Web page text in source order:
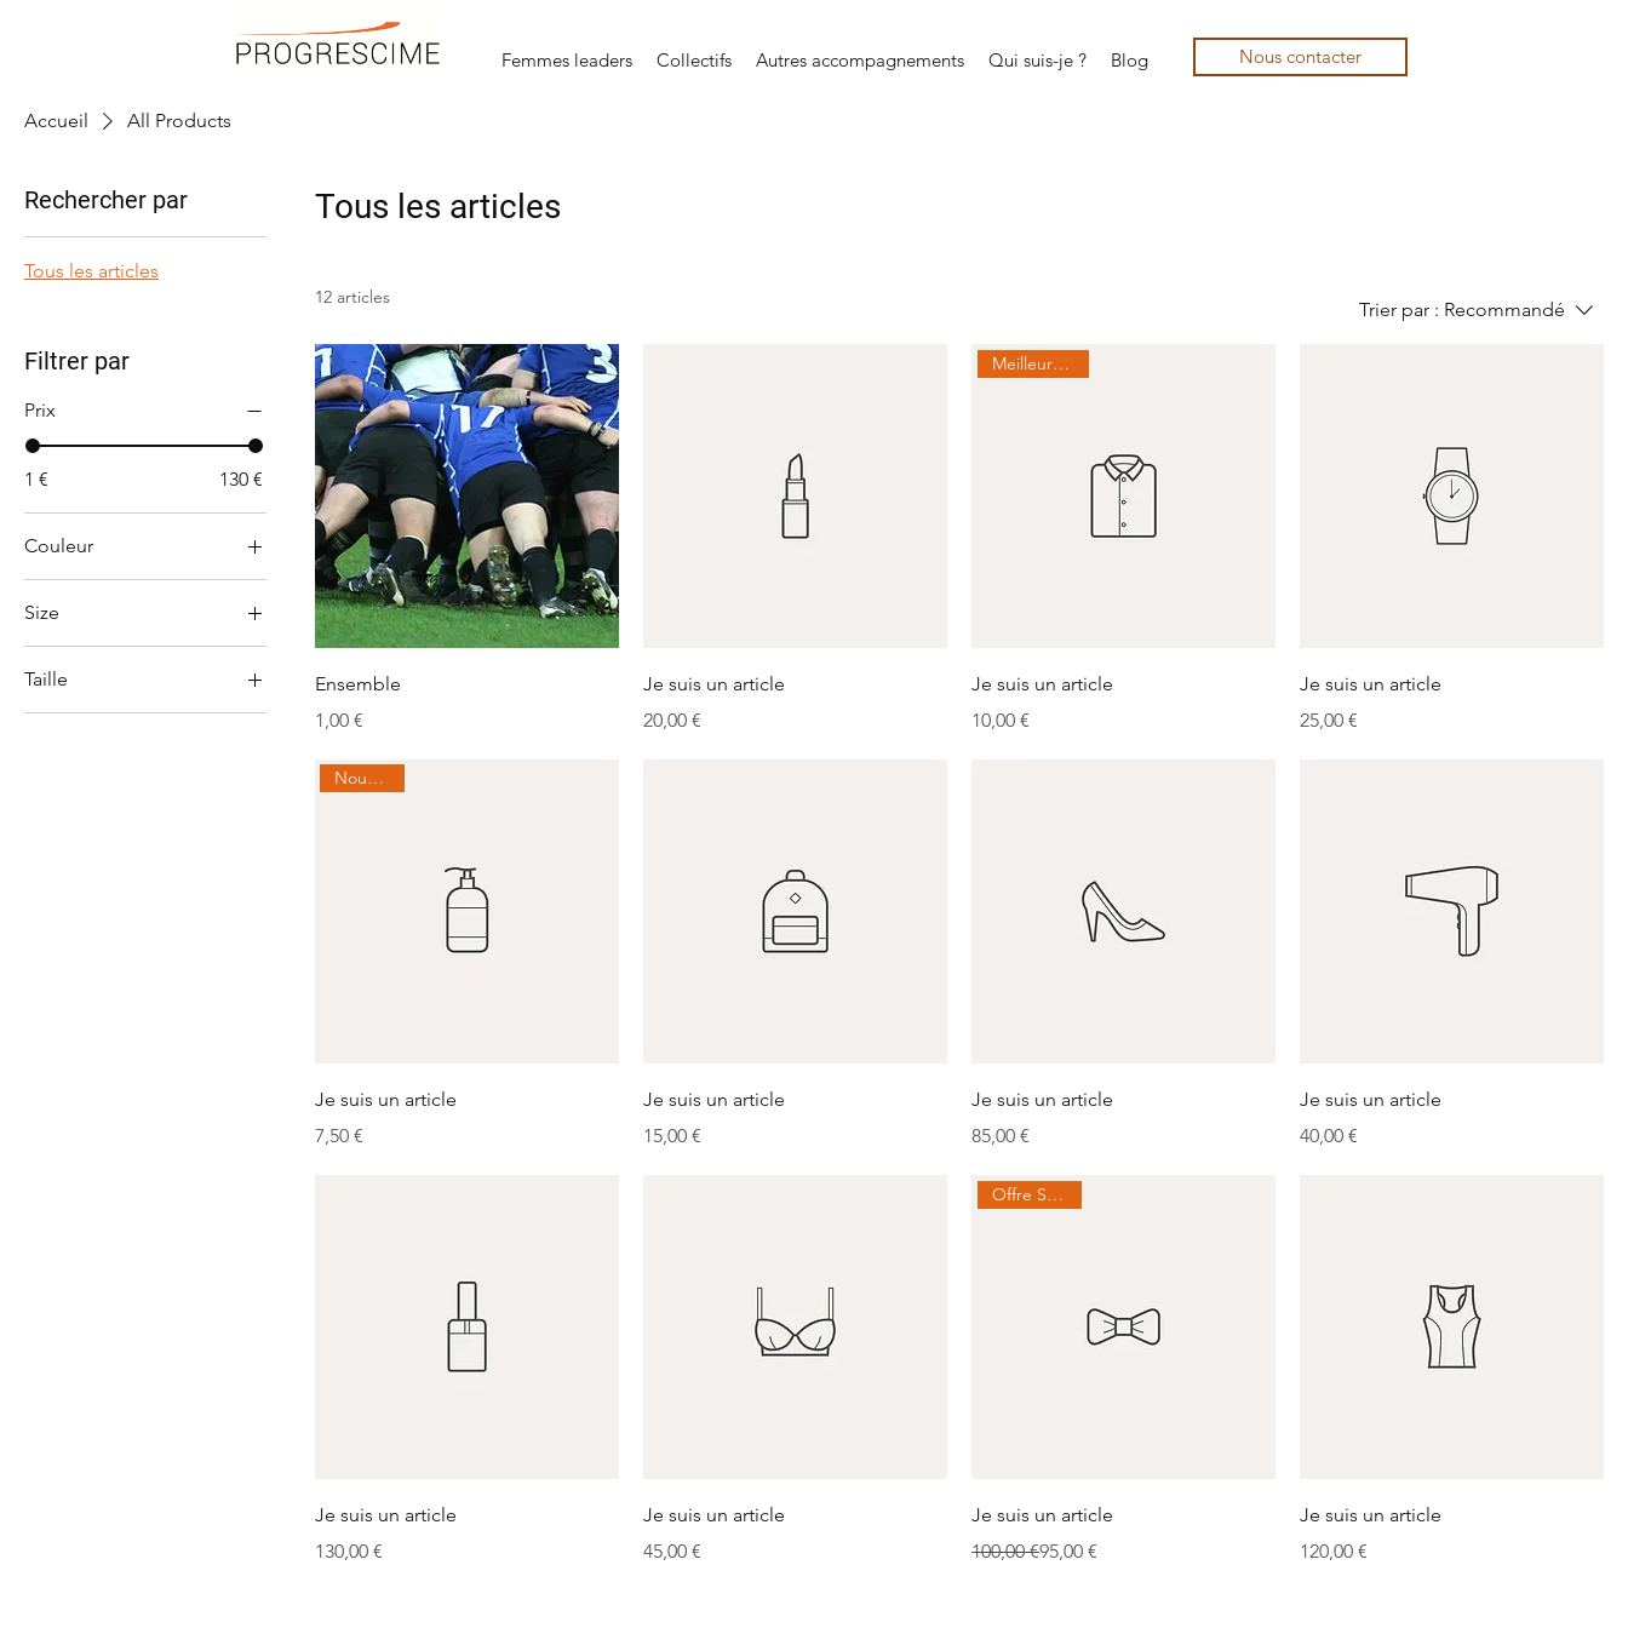
Femmes leaders Collectifs Autres accompagnements Qui suis-je ? Blog Nous contacter
Accueil All Products
Rechercher par
Tous les articles
Filtrer par
Prix
1 € 130 €
Couleur
Size
One size
Taille
Tous les articles
12 articles
Trier par : Recommandé
Ensemble
Prix
1,00 €
Je suis un article
Prix
20,00 €
Meilleure vente
Je suis un article
Prix
10,00 €
Je suis un article
Prix
25,00 €
Nouveauté
Je suis un article
Prix
7,50 €
Je suis un article
Prix
15,00 €
Je suis un article
Prix
85,00 €
Je suis un article
Prix
40,00 €
Je suis un article
Prix
130,00 €
Je suis un article
Prix
45,00 €
Offre Spéciale
Je suis un article
Prix original
100,00 €
Prix promotionnel
95,00 €
Je suis un article
Prix
120,00 €